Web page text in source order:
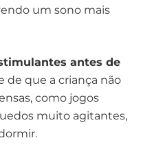
um sono mais
antes de
de que a criança não
como jogos
muito agitantes,